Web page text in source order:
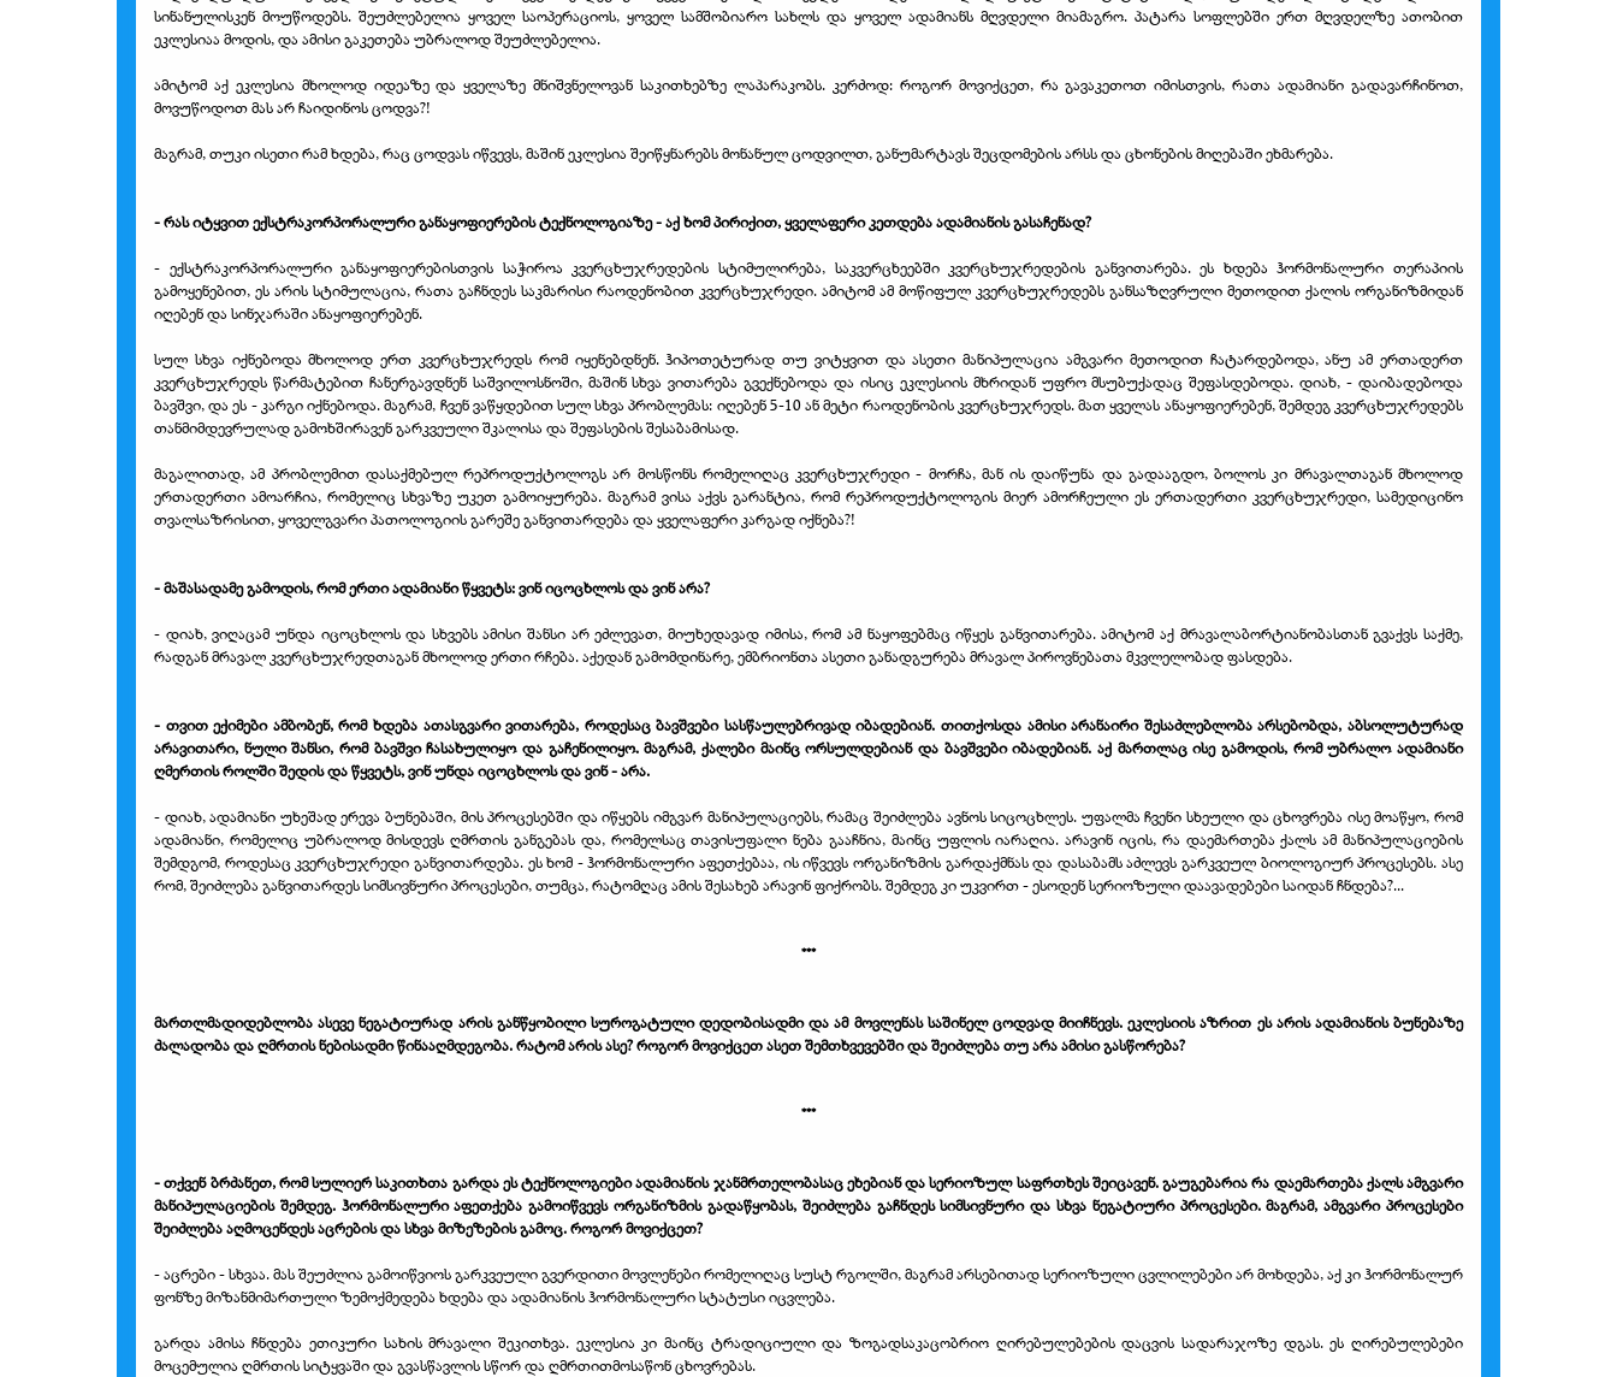
სინანულისკენ მოუწოდებს. შეუძლებელია ყოველ საოპერაციოს, ყოველ სამშობიარო სახლს და ყოველ ადამიანს მღვდელი მიამაგრო. პატარა სოფლებში ერთ მღვდელზე ათობით
ეკლესიაა მოდის, და ამისი გაკეთება უბრალოდ შეუძლებელია.
ამიტომ აქ ეკლესია მხოლოდ იდეაზე და ყველაზე მნიშვნელოვან საკითხებზე ლაპარაკობს. კერძოდ: როგორ მოვიქცეთ, რა გავაკეთოთ იმისთვის, რათა ადამიანი გადავარჩინოთ,
მოვუწოდოთ მას არ ჩაიდინოს ცოდვა?!
მაგრამ, თუკი ისეთი რამ ხდება, რაც ცოდვას იწვევს, მაშინ ეკლესია შეიწყნარებს მონანულ ცოდვილთ, განუმარტავს შეცდომების არსს და ცხონების მიღებაში ეხმარება.
- რას იტყვით ექსტრაკორპორალური განაყოფიერების ტექნოლოგიაზე - აქ ხომ პირიქით, ყველაფერი კეთდება ადამიანის გასაჩენად?
- ექსტრაკორპორალური განაყოფიერებისთვის საჭიროა კვერცხუჯრედების სტიმულირება, საკვერცხეებში კვერცხუჯრედების განვითარება. ეს ხდება ჰორმონალური თერაპიის
გამოყენებით, ეს არის სტიმულაცია, რათა გაჩნდეს საკმარისი რაოდენობით კვერცხუჯრედი. ამიტომ ამ მოწიფულ კვერცხუჯრედებს განსაზღვრული მეთოდით ქალის ორგანიზმიდან
იღებენ და სინჯარაში ანაყოფიერებენ.
სულ სხვა იქნებოდა მხოლოდ ერთ კვერცხუჯრედს რომ იყენებდნენ. ჰიპოთეტურად თუ ვიტყვით და ასეთი მანიპულაცია ამგვარი მეთოდით ჩატარდებოდა, ანუ ამ ერთადერთ
კვერცხუჯრედს წარმატებით ჩანერგავდნენ საშვილოსნოში, მაშინ სხვა ვითარება გვექნებოდა და ისიც ეკლესიის მხრიდან უფრო მსუბუქადაც შეფასდებოდა. დიახ, - დაიბადებოდა
ბავშვი, და ეს - კარგი იქნებოდა. მაგრამ, ჩვენ ვაწყდებით სულ სხვა პრობლემას: იღებენ 5-10 ან მეტი რაოდენობის კვერცხუჯრედს. მათ ყველას ანაყოფიერებენ, შემდეგ კვერცხუჯრედებს
თანმიმდევრულად გამოხშირავენ გარკვეული შკალისა და შეფასების შესაბამისად.
მაგალითად, ამ პრობლემით დასაქმებულ რეპროდუქტოლოგს არ მოსწონს რომელიღაც კვერცხუჯრედი - მორჩა, მან ის დაიწუნა და გადააგდო, ბოლოს კი მრავალთაგან მხოლოდ
ერთადერთი ამოარჩია, რომელიც სხვაზე უკეთ გამოიყურება. მაგრამ ვისა აქვს გარანტია, რომ რეპროდუქტოლოგის მიერ ამორჩეული ეს ერთადერთი კვერცხუჯრედი, სამედიცინო
თვალსაზრისით, ყოველგვარი პათოლოგიის გარეშე განვითარდება და ყველაფერი კარგად იქნება?!
- მაშასადამე გამოდის, რომ ერთი ადამიანი წყვეტს: ვინ იცოცხლოს და ვინ არა?
- დიახ, ვიღაცამ უნდა იცოცხლოს და სხვებს ამისი შანსი არ ეძლევათ, მიუხედავად იმისა, რომ ამ ნაყოფებმაც იწყეს განვითარება. ამიტომ აქ მრავალაბორტიანობასთან გვაქვს საქმე,
რადგან მრავალ კვერცხუჯრედთაგან მხოლოდ ერთი რჩება. აქედან გამომდინარე, ემბრიონთა ასეთი განადგურება მრავალ პიროვნებათა მკვლელობად ფასდება.
- თვით ექიმები ამბობენ, რომ ხდება ათასგვარი ვითარება, როდესაც ბავშვები სასწაულებრივად იბადებიან. თითქოსდა ამისი არანაირი შესაძლებლობა არსებობდა, აბსოლუტურად
არავითარი, ნული შანსი, რომ ბავშვი ჩასახულიყო და გაჩენილიყო. მაგრამ, ქალები მაინც ორსულდებიან და ბავშვები იბადებიან. აქ მართლაც ისე გამოდის, რომ უბრალო ადამიანი
ღმერთის როლში შედის და წყვეტს, ვინ უნდა იცოცხლოს და ვინ - არა.
- დიახ, ადამიანი უხეშად ერევა ბუნებაში, მის პროცესებში და იწყებს იმგვარ მანიპულაციებს, რამაც შეიძლება ავნოს სიცოცხლეს. უფალმა ჩვენი სხეული და ცხოვრება ისე მოაწყო, რომ
ადამიანი, რომელიც უბრალოდ მისდევს ღმრთის განგებას და, რომელსაც თავისუფალი ნება გააჩნია, მაინც უფლის იარაღია. არავინ იცის, რა დაემართება ქალს ამ მანიპულაციების
შემდგომ, როდესაც კვერცხუჯრედი განვითარდება. ეს ხომ - ჰორმონალური აფეთქებაა, ის იწვევს ორგანიზმის გარდაქმნას და დასაბამს აძლევს გარკვეულ ბიოლოგიურ პროცესებს. ასე
რომ, შეიძლება განვითარდეს სიმსივნური პროცესები, თუმცა, რატომღაც ამის შესახებ არავინ ფიქრობს. შემდეგ კი უკვირთ - ესოდენ სერიოზული დაავადებები საიდან ჩნდება?...
***
მართლმადიდებლობა ასევე ნეგატიურად არის განწყობილი სუროგატული დედობისადმი და ამ მოვლენას საშინელ ცოდვად მიიჩნევს. ეკლესიის აზრით ეს არის ადამიანის ბუნებაზე
ძალადობა და ღმრთის ნებისადმი წინააღმდეგობა. რატომ არის ასე? როგორ მოვიქცეთ ასეთ შემთხვევებში და შეიძლება თუ არა ამისი გასწორება?
***
- თქვენ ბრძანეთ, რომ სულიერ საკითხთა გარდა ეს ტექნოლოგიები ადამიანის ჯანმრთელობასაც ეხებიან და სერიოზულ საფრთხეს შეიცავენ. გაუგებარია რა დაემართება ქალს ამგვარი
მანიპულაციების შემდეგ. ჰორმონალური აფეთქება გამოიწვევს ორგანიზმის გადაწყობას, შეიძლება გაჩნდეს სიმსივნური და სხვა ნეგატიური პროცესები. მაგრამ, ამგვარი პროცესები
შეიძლება აღმოცენდეს აცრების და სხვა მიზეზების გამოც. როგორ მოვიქცეთ?
- აცრები - სხვაა. მას შეუძლია გამოიწვიოს გარკვეული გვერდითი მოვლენები რომელიღაც სუსტ რგოლში, მაგრამარსებითად სერიოზული ცვლილებები არ მოხდება, აქ კი ჰორმონალურ
ფონზე მიზანმიმართული ზემოქმედება ხდება და ადამიანის ჰორმონალური სტატუსი იცვლება.
გარდა ამისა ჩნდება ეთიკური სახის მრავალი შეკითხვა. ეკლესია კი მაინც ტრადიციული და ზოგადსაკაცობრიო ღირებულებების დაცვის სადარაჯოზე დგას. ეს ღირებულებები
მოცემულია ღმრთის სიტყვაში და გვასწავლის სწორ და ღმრთითმოსაწონ ცხოვრებას.